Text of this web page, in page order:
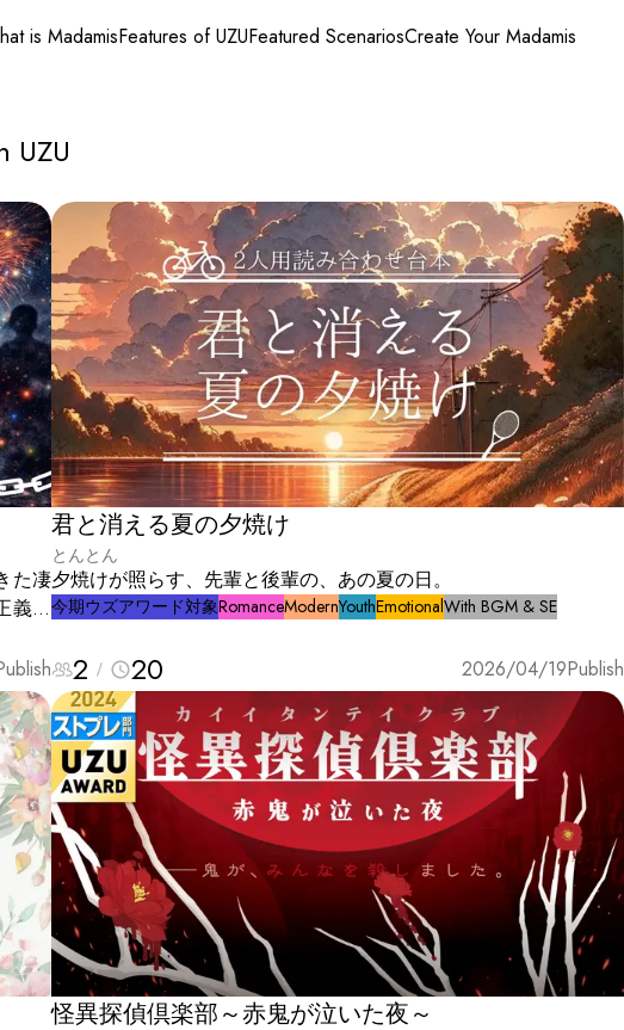
is MadamisFeatures of UZUFeatured ScenariosCreate Your Madamis
UZU
た凄
義の
君と消える夏の夕焼け
とんとん
夕焼けが照らす、先輩と後輩の、あの夏の日。
今期ウズアワード対象RomanceModernYouthEmotionalWith BGM & SE
2 20 2026/04/19Publish
怪異探偵倶楽部～赤鬼が泣いた夜～